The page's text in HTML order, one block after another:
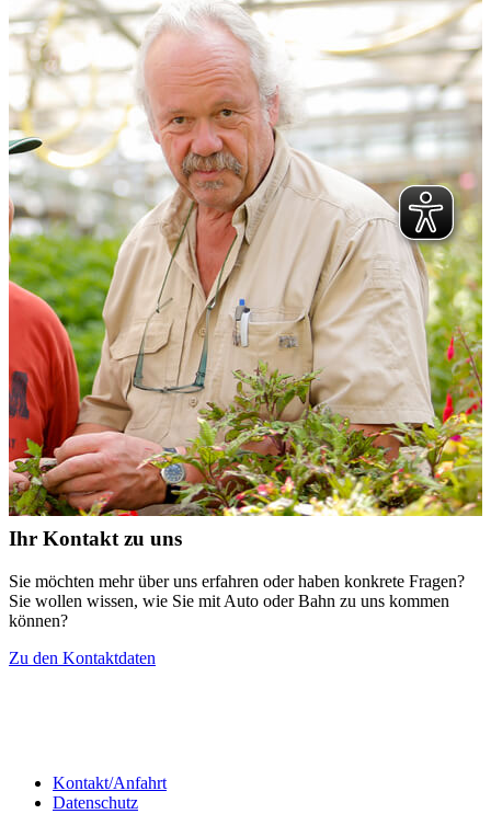
Ihr Kontakt zu uns
Sie möchten mehr über uns erfahren oder haben konkrete Fragen?
Sie wollen wissen, wie Sie mit Auto oder Bahn zu uns kommen
können?
Zu den Kontaktdaten
Kontakt/Anfahrt
Datenschutz